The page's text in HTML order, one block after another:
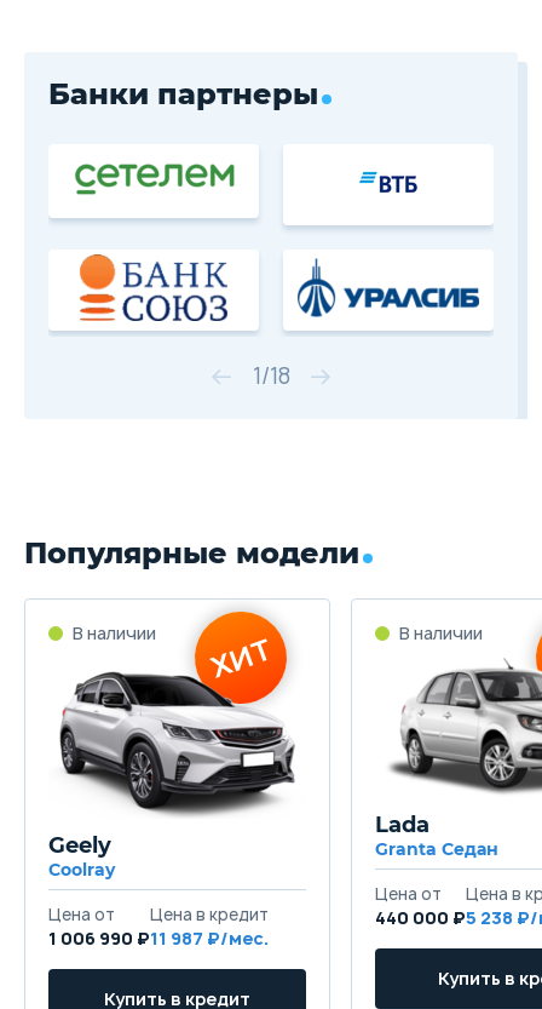
Банки партнеры
1/18
Популярные модели
Geely
Coolray
1 006 990 ₽11 987
Lada
Granta Седан
440 000 ₽5 238